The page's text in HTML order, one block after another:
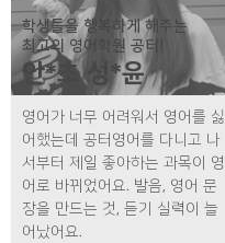
학생들을 행복하게 해주는
최고의 영어학원 공터!
안*초 성*윤
영어가 너무 어려워서 영어를 싫
어했는데 공터영어를 다니고 나
서부터 제일 좋아하는 과목이 영
어로 바뀌었어요. 발음, 영어 문
장을 만드는 것, 듣기 실력이 늘
어났어요.